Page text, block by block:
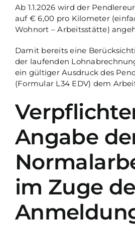
Ab 1.1.2026 wird der
auf € 6,00 pro Kilometer
Wohnort – Arbeitsstätte)
Damit bereits eine
der laufenden
ein gültiger Ausdruck des
(Formular L34 EDV) dem
Angabe
im Zuge